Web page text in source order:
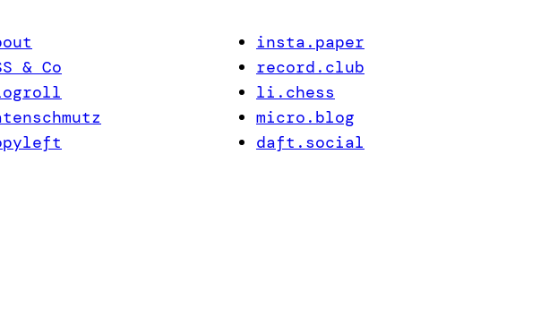
& Co
insta.paper
record.club
li.chess
micro.blog
daft.social